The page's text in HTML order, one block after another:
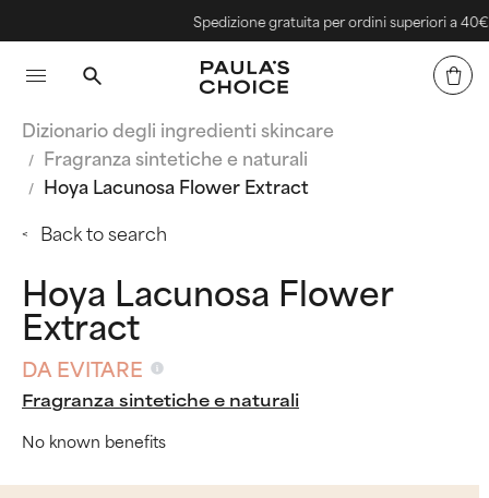
Spedizione gratuita per ordini superiori a 40€
Dizionario degli ingredienti skincare
Fragranza sintetiche e naturali
Hoya Lacunosa Flower Extract
Back to search
Hoya Lacunosa Flower
Extract
DA EVITARE
Fragranza sintetiche e naturali
No known benefits